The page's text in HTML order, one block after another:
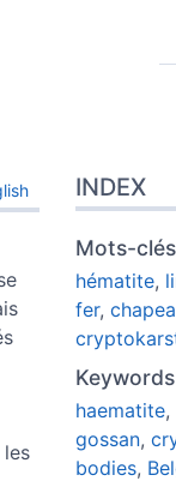
INDEX
Mots-clés
hématite,
fer,
Keywords
haematite,
gossan,
bodies,